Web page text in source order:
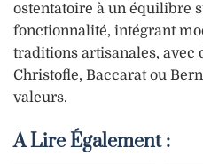
ostentatoire à un équilibre
fonctionnalité, intégrant
traditions artisanales, avec
Christofle, Baccarat ou
valeurs.
A Lire Également :